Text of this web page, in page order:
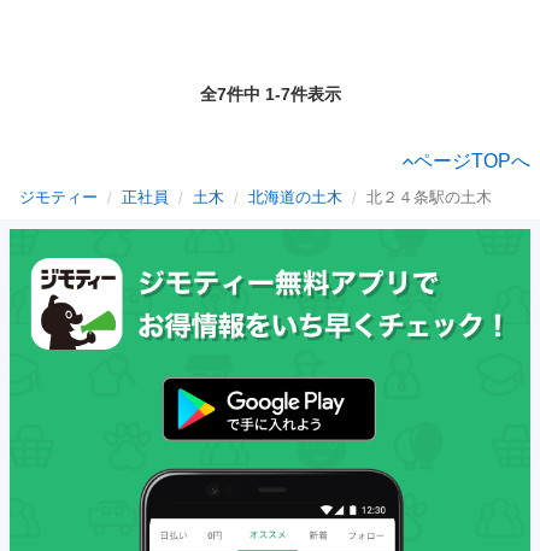
全7件中 1-7件表示
ページTOPへ
ジモティー 正社員 土木 北海道の土木 北２４条駅の土木